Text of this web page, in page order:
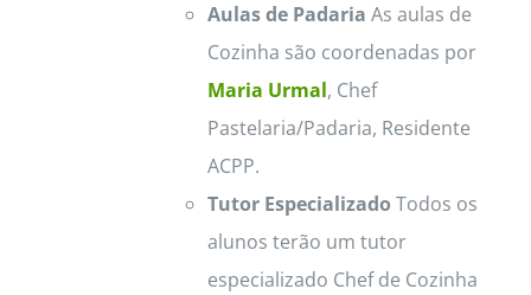
Aulas de Padaria As aulas de
Cozinha são coordenadas por
Maria Urmal, Chef
Pastelaria/Padaria, Residente
ACPP.
Tutor Especializado Todos os
alunos terão um tutor
especializado Chef de Cozinha